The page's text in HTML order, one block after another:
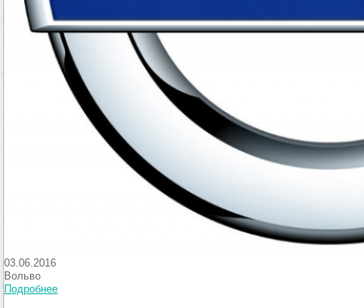
03.06.2016
Вольво
Подробнее